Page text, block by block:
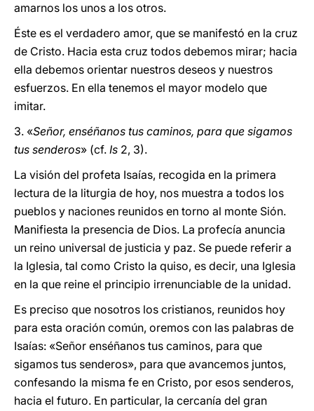
amarnos los unos a los otros.
Éste es el verdadero amor, que se manifestó en la cruz
de Cristo. Hacia esta cruz todos debemos mirar; hacia
ella debemos orientar nuestros deseos y nuestros
esfuerzos. En ella tenemos el mayor modelo que
imitar.
3. «Señor, enséñanos tus caminos, para que sigamos
tus senderos» (cf. Is 2, 3).
La visión del profeta Isaías, recogida en la primera
lectura de la liturgia de hoy, nos muestra a todos los
pueblos y naciones reunidos en torno al monte Sión.
Manifiesta la presencia de Dios. La profecía anuncia
un reino universal de justicia y paz. Se puede referir a
la Iglesia, tal como Cristo la quiso, es decir, una Iglesia
en la que reine el principio irrenunciable de la unidad.
Es preciso que nosotros los cristianos, reunidos hoy
para esta oración común, oremos con las palabras de
Isaías: «Señor enséñanos tus caminos, para que
sigamos tus senderos», para que avancemos juntos,
confesando la misma fe en Cristo, por esos senderos,
hacia el futuro. En particular, la cercanía del gran